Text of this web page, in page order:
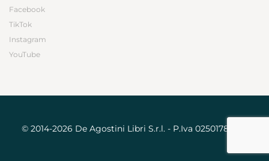
Facebook
TikTok
Instagram
YouTube
© 2014-2026 De Agostini Libri S.r.l. - P.Iva 02501780031